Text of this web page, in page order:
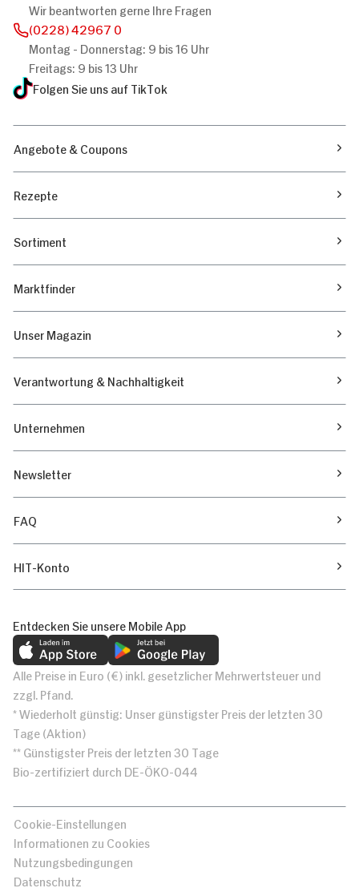
Wir beantworten gerne Ihre Fragen
(0228) 42967 0
Montag - Donnerstag: 9 bis 16 Uhr
Freitags: 9 bis 13 Uhr
Folgen Sie uns auf TikTok
Angebote & Coupons
Rezepte
Sortiment
Marktfinder
Unser Magazin
Verantwortung & Nachhaltigkeit
Unternehmen
Newsletter
FAQ
HIT-Konto
Entdecken Sie unsere Mobile App
Alle Preise in Euro (€) inkl. gesetzlicher Mehrwertsteuer und
zzgl. Pfand.
* Wiederholt günstig: Unser günstigster Preis der letzten 30
Tage (Aktion)
** Günstigster Preis der letzten 30 Tage
Bio-zertifiziert durch DE-ÖKO-044
Cookie-Einstellungen
Informationen zu Cookies
Nutzungsbedingungen
Datenschutz